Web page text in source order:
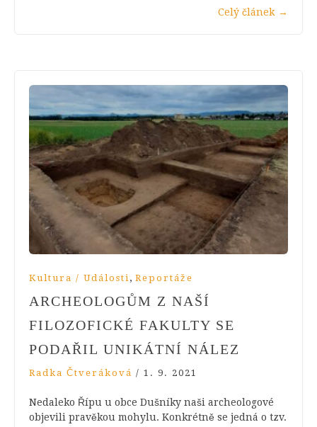
Celý článek →
Kultura / Události , Reportáže
ARCHEOLOGŮM Z NAŠÍ
FILOZOFICKÉ FAKULTY SE
PODAŘIL UNIKÁTNÍ NÁLEZ
Radka Čtveráková / 1. 9. 2021
Nedaleko Řípu u obce Dušníky naši archeologové
objevili pravěkou mohylu. Konkrétně se jedná o tzv.